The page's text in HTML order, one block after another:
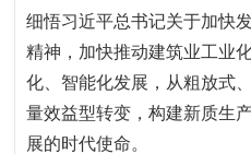
细悟习近平总书记关于加快
精神 ， 加快推动建筑业工业
化、智能化发展 ， 从粗放式
量效益型转变 ，构建新质生
展的时代使命。